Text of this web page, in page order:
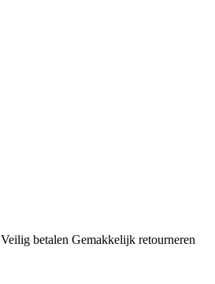
Veilig betalen Gemakkelijk retourneren